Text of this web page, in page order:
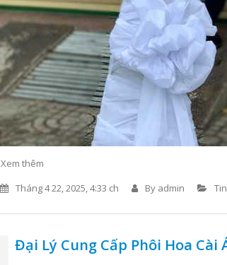
Xem thêm
Tháng 4 22, 2025, 4:33 ch
By admin
Đại Lý Cung Cấp Phôi Hoa Cài